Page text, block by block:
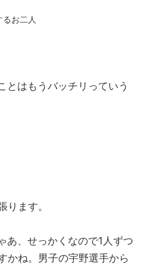
お二人
とはもうバッチリっていう
ります。
あ、せっかくなので1人ずつ
かね。男子の宇野選手から